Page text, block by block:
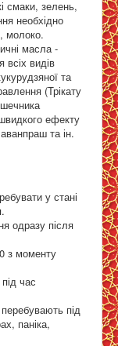
смаки, зелень,
необхідно
молоко.
масла -
всіх видів
та
(Трікату
ефекту
та ін.
у стані
одразу після
з моменту
час
під
паніка,